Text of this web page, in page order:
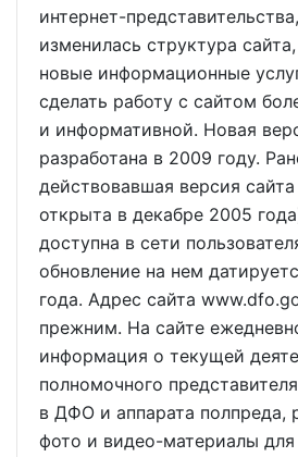
интернет-
изменилась структура
новые информационные
сделать работу с сайтом
и информативной. Новая
разработана в 2009 году.
действовавшая версия
открыта в декабре 2005
доступна в сети
обновление на нем
года. Адрес сайта
прежним. На сайте
информация о текущей
полномочного
в ДФО и аппарата полпреда,
фото и видео-материалы для